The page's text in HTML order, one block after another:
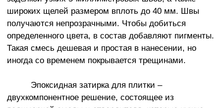
широких щелей размером вплоть до 40 мм. Швы
получаются непрозрачными. Чтобы добиться
определенного цвета, в состав добавляют пигменты.
Такая смесь дешевая и простая в нанесении, но
иногда со временем покрывается трещинами.
Эпоксидная затирка для плитки –
двухкомпонентное решение, состоящее из